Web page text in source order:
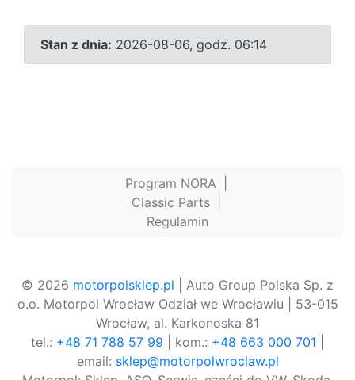
Stan z dnia: 2026-08-06, godz. 06:14
Program NORA
Classic Parts
Regulamin
© 2026 motorpolsklep.pl | Auto Group Polska Sp. z
o.o. Motorpol Wrocław Odział we Wrocławiu | 53-015
Wrocław, al. Karkonoska 81
tel.: +48 71 788 57 99 | kom.: +48 663 000 701
email: sklep@motorpolwroclaw.pl